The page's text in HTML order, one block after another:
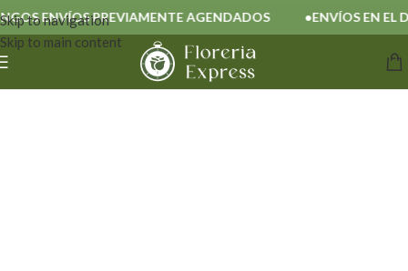
Skip to navigation
Skip to main content
ENVÍOS PREVIAMENTE AGENDADOS ENVÍOS EN EL